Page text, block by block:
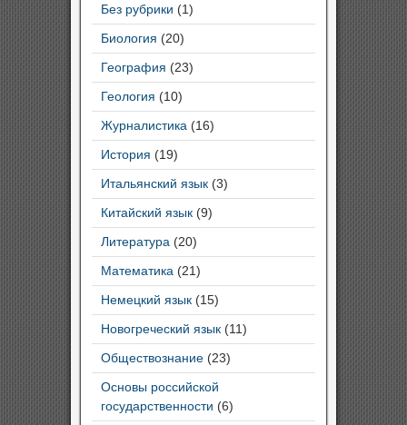
Без рубрики (1)
Биология (20)
География (23)
Геология (10)
Журналистика (16)
История (19)
Итальянский язык (3)
Китайский язык (9)
Литература (20)
Математика (21)
Немецкий язык (15)
Новогреческий язык (11)
Обществознание (23)
Основы российской
государственности (6)